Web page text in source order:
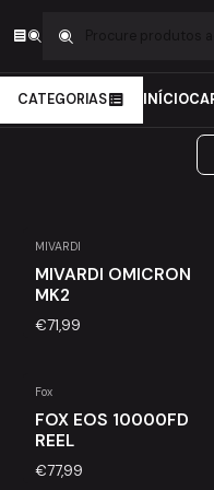
CATEGORIAS INÍCIO
MIVARDI
MIVARDI OMICRON
MK2
€71,99
Fox
FOX EOS 10000FD
REEL
€77,99